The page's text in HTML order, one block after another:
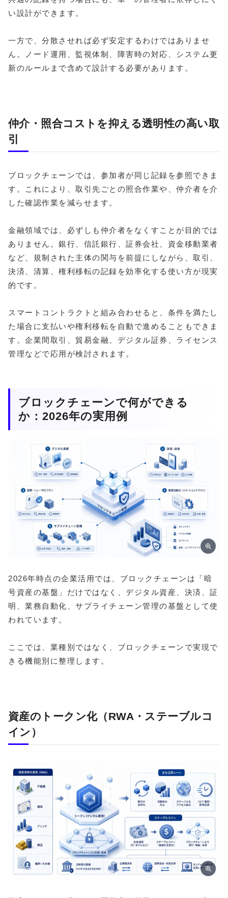
い設計ができます。
一方で、分散させれば必ず安定するわけではありませ
ん。ノード運用、監視体制、障害時の対応、システム更
新のルールまで含めて設計する必要があります。
仲介・照合コストを抑える透明性の高い取
引
ブロックチェーンでは、参加者が同じ記録を参照できま
す。これにより、取引先ごとの照合作業や、仲介者を介
した確認作業を減らせます。
金融領域では、必ずしも仲介者をなくすことが目的では
ありません。銀行、信託銀行、証券会社、資金移動業者
など、規制された主体の関与を前提にしながら、取引、
決済、清算、権利移転の記録を効率化する使い方が現実
的です。
スマートコントラクトと組み合わせると、条件を満たし
た場合に支払いや権利移転を自動で進めることもできま
す。企業間取引、貿易金融、デジタル証券、ライセンス
管理などで応用が検討されます。
ブロックチェーンで何ができる
か：2026年の実用例
2026年時点の企業活用では、ブロックチェーンは「暗
号資産の基盤」だけではなく、デジタル資産、決済、証
明、業務自動化、サプライチェーン管理の基盤として使
われています。
ここでは、業種別ではなく、ブロックチェーンで実現で
きる機能別に整理します。
資産のトークン化（RWA・ステーブルコ
イン）